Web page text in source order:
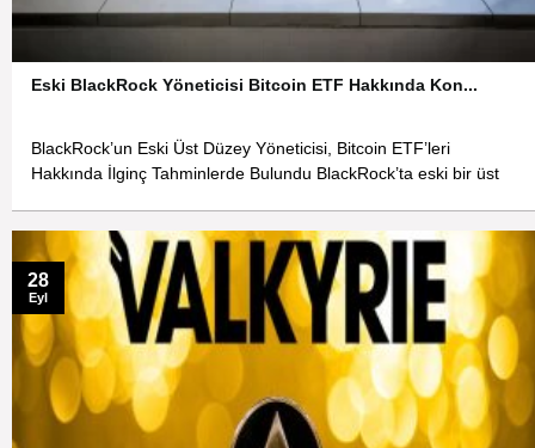
Eski BlackRock Yöneticisi Bitcoin ETF Hakkında Kon...
BlackRock’un Eski Üst Düzey Yöneticisi, Bitcoin ETF’leri
Hakkında İlginç Tahminlerde Bulundu BlackRock’ta eski bir üst
28
Eyl